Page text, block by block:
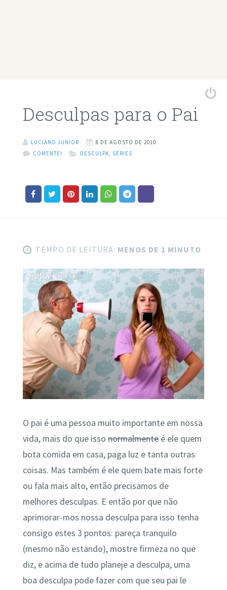
Desculpas para o Pai
LUCIANO JUNIOR
8 DE AGOSTO DE 2010
COMENTE!
DESCULPA SÉRIES
TEMPO DE LEITURA: MENOS DE 1 MINUTO
O pai é uma pessoa muito importante em nossa
vida, mais do que issonormalmenteé ele quem
bota comida em casa, paga luz e tanta outras
coisas. Mas também é ele quem bate mais forte
ou fala mais alto, então precisamos de
melhores desculpas. E então por que não
aprimorar-mos nossa desculpa para isso tenha
consigo estes 3 pontos: pareça tranquilo
(mesmo não estando), mostre firmeza no que
diz, e acima de tudo planeje a desculpa, uma
boa desculpa pode fazer com que seu pai le